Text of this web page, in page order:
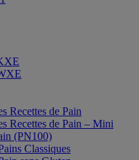
Recettes de Pain
Recettes de Pain – Mini
(PN100)
Classiques